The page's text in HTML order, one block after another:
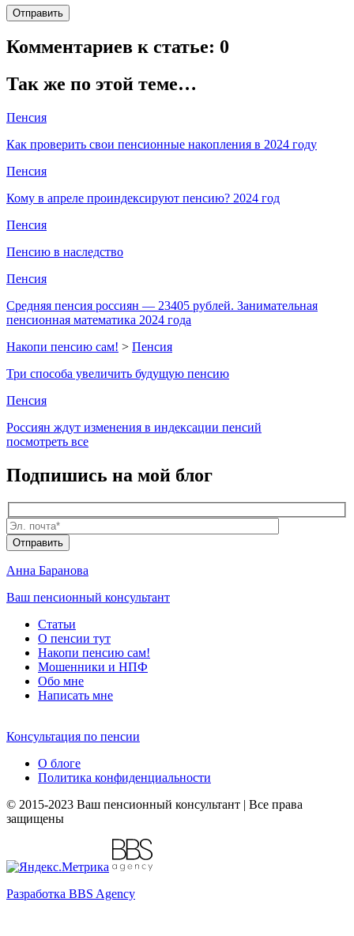
Комментариев к статье: 0
Так же по этой теме…
Пенсия
Как проверить свои пенсионные накопления в 2024 году
Пенсия
Кому в апреле проиндексируют пенсию? 2024 год
Пенсия
Пенсию в наследство
Пенсия
Средняя пенсия россиян — 23405 рублей. Занимательная
пенсионная математика 2024 года
Накопи пенсию сам! > Пенсия
Три способа увеличить будущую пенсию
Пенсия
Россиян ждут изменения в индексации пенсий
посмотреть все
Подпишись на мой блог
Анна Баранова
Ваш пенсионный консультант
Статьи
О пенсии тут
Накопи пенсию сам!
Мошенники и НПФ
Обо мне
Написать мне
Консультация по пенсии
О блоге
Политика конфиденциальности
© 2015-2023 Ваш пенсионный консультант | Все права
защищены
Разработка BBS Agency